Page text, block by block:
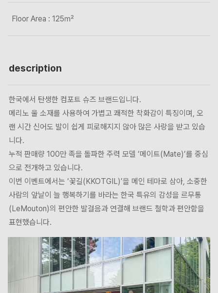
Floor Area : 125㎡
description
한국에서 탄생한 컴포트 슈즈 브랜드입니다.
메리노 울 소재를 사용하여 가볍고 쾌적한 착화감이 특징이며, 오
랜 시간 신어도 발이 쉽게 피로해지지 않아 많은 사랑을 받고 있습
니다.
누적 판매량 100만 족을 돌파한 주력 모델 ‘메이트(Mate)’를 중심
으로 전개하고 있습니다.
이번 이벤트에서는 ‘꽃길(KKOTGIL)’을 메인 테마로 삼아, 소중한
사람의 앞날이 늘 행복하기를 바라는 한국 특유의 감성을 르무통
(LeMouton)의 편안한 발걸음과 연결해 브랜드 철학과 편안함을
표현했습니다.